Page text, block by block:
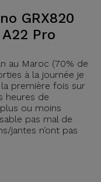
GRX820
Pro
au Maroc (70% de
à la journée je
première fois sur
heures de
ou moins
pas mal de
jantes n’ont pas